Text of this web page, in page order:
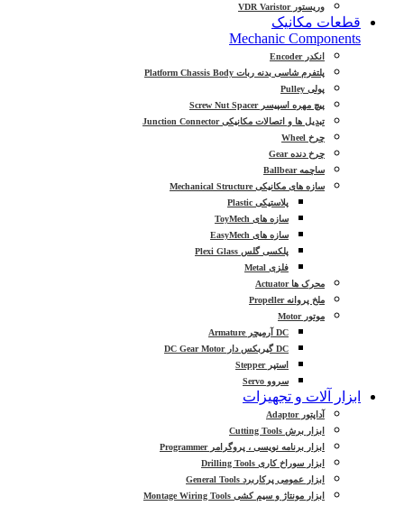
وریستور VDR Varistor
قطعات مکانیک
Mechanic Components
انکدر Encoder
پلتفرم شاسی بدنه ربات Platform Chassis Body
پولی Pulley
پیچ مهره اسپیسر Screw Nut Spacer
تبدیل ها و اتصالات مکانیکی Junction Connector
چرخ Wheel
چرخ دنده Gear
ساچمه Ballbear
سازه های مکانیکی Mechanical Structure
پلاستیکی Plastic
سازه های ToyMech
سازه های EasyMech
پلکسی گلس Plexi Glass
فلزی Metal
محرک ها Actuator
ملخ پروانه Propeller
موتور Motor
DC آرمیچر Armature
DC گیربکس دار DC Gear Motor
استپر Stepper
سروو Servo
ابزار آلات و تجهیزات
آداپتور Adaptor
ابزار برش Cutting Tools
ابزار برنامه نویسی ، پروگرامر Programmer
ابزار سوراخ کاری Drilling Tools
ابزار عمومی پرکاربرد General Tools
ابزار مونتاژ و سیم کشی Montage Wiring Tools